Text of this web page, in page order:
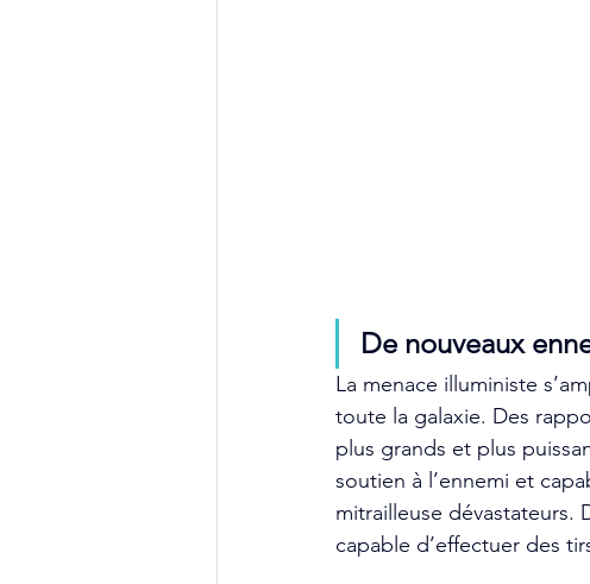
De nouveaux
La menace illuministe
toute la galaxie. Des
plus grands et plus
soutien à l’ennemi et
mitrailleuse dévastateurs.
capable d’effectuer des